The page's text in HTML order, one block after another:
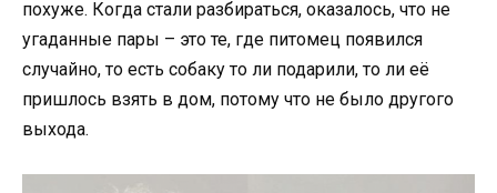
похуже. Когда стали разбираться, оказалось, что не
угаданные пары – это те, где питомец появился
случайно, то есть собаку то ли подарили, то ли её
пришлось взять в дом, потому что не было другого
выхода.